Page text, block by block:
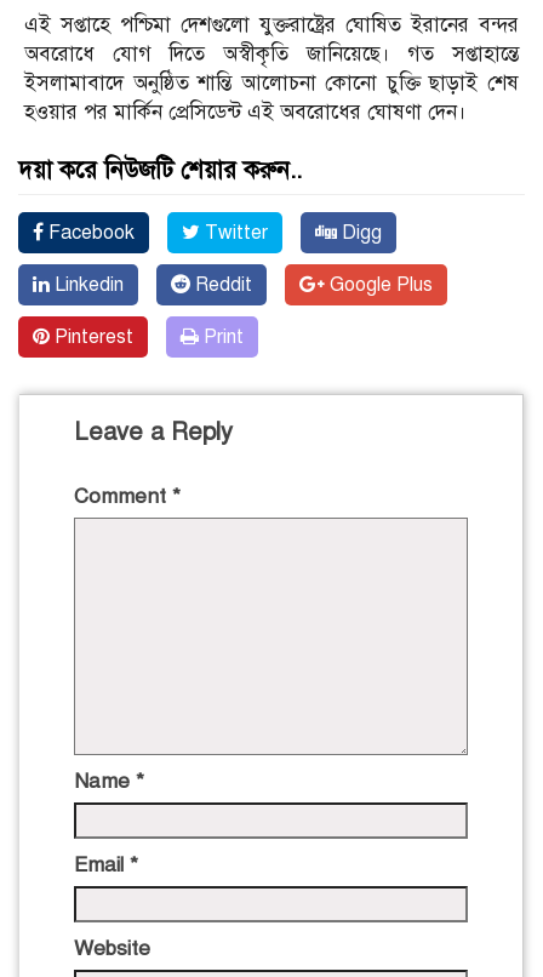
এই সপ্তাহে পশ্চিমা দেশগুলো যুক্তরাষ্ট্রের ঘোষিত ইরানের বন্দর
অবরোধে যোগ দিতে অস্বীকৃতি জানিয়েছে। গত সপ্তাহান্তে
ইসলামাবাদে অনুষ্ঠিত শান্তি আলোচনা কোনো চুক্তি ছাড়াই শেষ
হওয়ার পর মার্কিন প্রেসিডেন্ট এই অবরোধের ঘোষণা দেন।
দয়া করে নিউজটি শেয়ার করুন..
Facebook Twitter Digg
Linkedin Reddit Google Plus
Pinterest Print
Leave a Reply
Comment *
Name *
Email *
Website